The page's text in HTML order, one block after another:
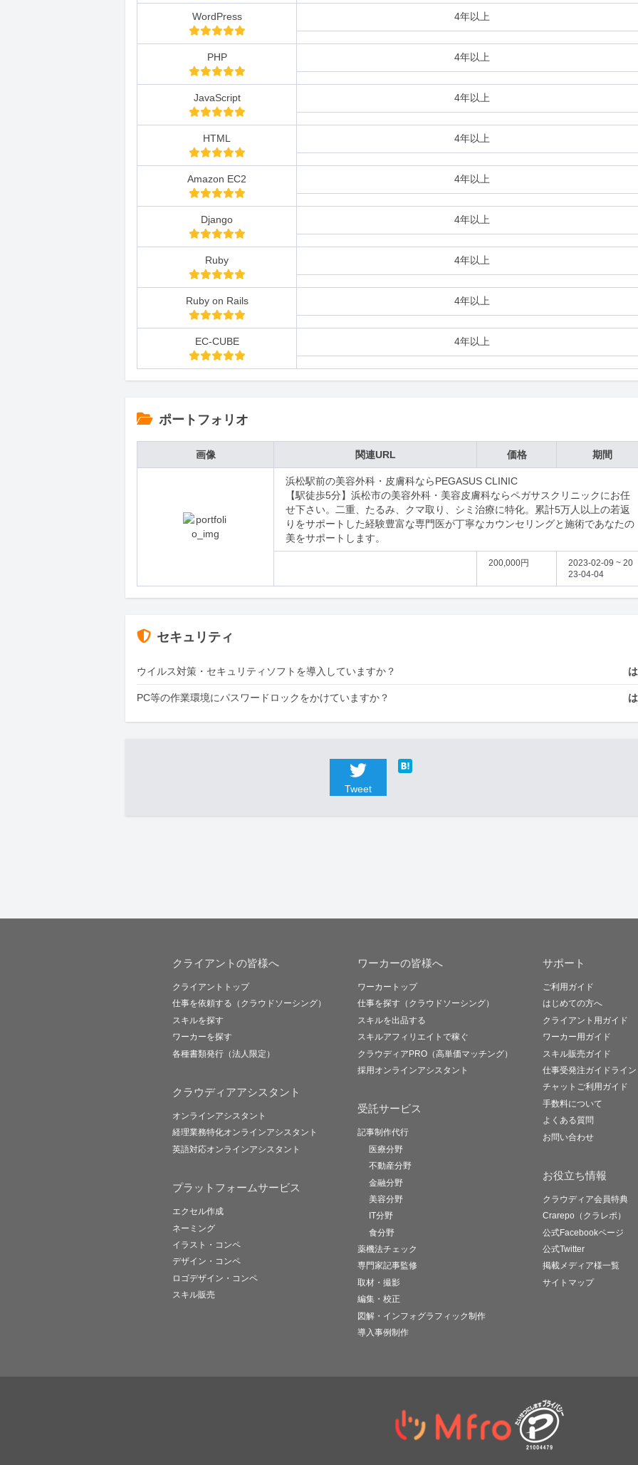
WordPress 4年以上
PHP 4年以上
JavaScript 4年以上
HTML 4年以上
Amazon EC2 4年以上
Django 4年以上
Ruby 4年以上
Ruby on Rails 4年以上
EC-CUBE 4年以上
ポートフォリオ
画像 関連URL 価格 期間
浜松駅前の美容外科・皮膚科ならPEGASUS CLINIC
【駅徒歩5分】浜松市の美容外科・美容皮膚科ならペガサスクリニックにお任
せ下さい。二重、たるみ、クマ取り、シミ治療に特化。累計5万人以上の若返
りをサポートした経験豊富な専門医が丁寧なカウンセリングと施術であなたの
美をサポートします。
200,000円
2023-02-09 ~ 20
23-04-04
セキュリティ
ウイルス対策・セキュリティソフトを導入していますか？
PC等の作業環境にパスワードロックをかけていますか？
Tweet
クライアントの皆様へ
クライアントトップ
仕事を依頼する（クラウドソーシング）
スキルを探す
ワーカーを探す
各種書類発行（法人限定）
クラウディアアシスタント
オンラインアシスタント
経理業務特化オンラインアシスタント
英語対応オンラインアシスタント
プラットフォームサービス
エクセル作成
ネーミング
イラスト・コンペ
デザイン・コンペ
ロゴデザイン・コンペ
スキル販売
ワーカーの皆様へ
ワーカートップ
仕事を探す（クラウドソーシング）
スキルを出品する
スキルアフィリエイトで稼ぐ
クラウディアPRO（高単価マッチング）
採用オンラインアシスタント
受託サービス
記事制作代行
医療分野
不動産分野
金融分野
美容分野
IT分野
食分野
薬機法チェック
専門家記事監修
取材・撮影
編集・校正
図解・インフォグラフィック制作
導入事例制作
サポート
ご利用ガイド
はじめての方へ
クライアント用ガイド
ワーカー用ガイド
スキル販売ガイド
仕事受発注ガイドライン
チャットご利用ガイド
手数料について
よくある質問
お問い合わせ
お役立ち情報
クラウディア会員特典
Crarepo（クラレポ）
公式Facebookページ
公式Twitter
掲載メディア様一覧
サイトマップ